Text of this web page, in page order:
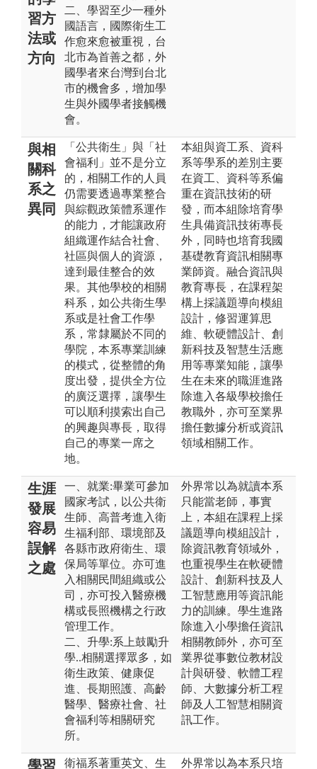
習方
法或
方向
二、學習至少一種外
國語言，國際衛生工
作愈來愈被重視，台
北市為首善之都，外
國學者來台灣到台北
市的機會多，增加學
生與外國學者接觸機
會。
與相
關科
系之
異同
「公共衛生」與「社
會福利」並不是分立
的，相關工作的人員
仍需要透過專業整合
與綜觀政策體系運作
的能力，才能讓政府
組織運作結合社會、
社區與個人的資源，
達到最佳整合的效
果。其他學校的相關
科系，如公共衛生學
系或是社會工作學
系，常隸屬於不同的
學院，本系專業訓練
的模式，從整體的角
度出發，提供全方位
的廣泛選擇，讓學生
可以順利摸索出自己
的興趣與專長，取得
自己的專業一席之
地。
本組與資工系、資科
系等學系的差別主要
在資工、資科等系偏
重在資訊技術的研
發，而本組除培育學
生具備資訊技術專長
外，同時也培育我國
基礎教育資訊相關專
業師資。融合資訊與
教育專長，在課程架
構上採議題導向模組
設計，修習運算思
維、軟硬體設計、創
新科技及智慧生活應
用等專業知能，讓學
生在未來的職涯進路
除進入各級學校擔任
教職外，亦可至業界
擔任數據分析或資訊
領域相關工作。
生涯
發展
容易
誤解
之處
一、就業:畢業可參加
國家考試，以公共衛
生師、高普考進入衛
生福利部、環境部及
各縣市政府衛生、環
保局等單位。亦可進
入相關民間組織或公
司，亦可投入醫療機
構或長照機構之行政
管理工作。
二、升學:系上鼓勵升
學..相關選擇眾多，如
衛生政策、健康促
進、長期照護、高齡
醫學、醫療社會、社
會福利等相關研究
所。
外界常以為就讀本系
只能當老師，事實
上，本組在課程上採
議題導向模組設計，
除資訊教育領域外，
也重視學生在軟硬體
設計、創新科技及人
工智慧應用等資訊能
力的訓練。學生進路
除進入小學擔任資訊
相關教師外，亦可至
業界從事數位教材設
計與研發、軟體工程
師、大數據分析工程
師及人工智慧相關資
訊工作。
學習
衛福系著重英文、生
外界常以為本系只培